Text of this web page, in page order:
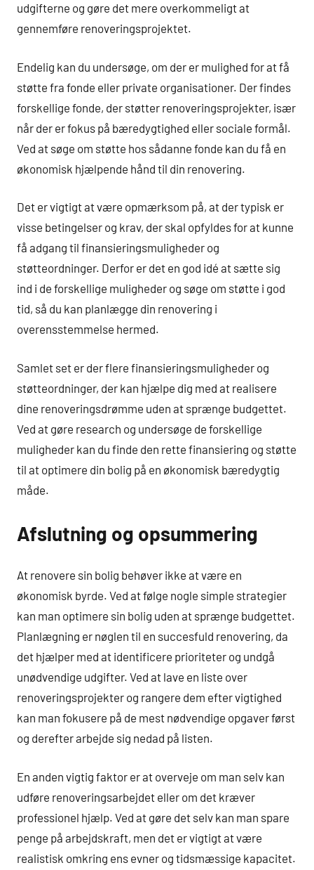
udgifterne og gøre det mere overkommeligt at
gennemføre renoveringsprojektet.
Endelig kan du undersøge, om der er mulighed for at få
støtte fra fonde eller private organisationer. Der findes
forskellige fonde, der støtter renoveringsprojekter, især
når der er fokus på bæredygtighed eller sociale formål.
Ved at søge om støtte hos sådanne fonde kan du få en
økonomisk hjælpende hånd til din renovering.
Det er vigtigt at være opmærksom på, at der typisk er
visse betingelser og krav, der skal opfyldes for at kunne
få adgang til finansieringsmuligheder og
støtteordninger. Derfor er det en god idé at sætte sig
ind i de forskellige muligheder og søge om støtte i god
tid, så du kan planlægge din renovering i
overensstemmelse hermed.
Samlet set er der flere finansieringsmuligheder og
støtteordninger, der kan hjælpe dig med at realisere
dine renoveringsdrømme uden at sprænge budgettet.
Ved at gøre research og undersøge de forskellige
muligheder kan du finde den rette finansiering og støtte
til at optimere din bolig på en økonomisk bæredygtig
måde.
Afslutning og opsummering
At renovere sin bolig behøver ikke at være en
økonomisk byrde. Ved at følge nogle simple strategier
kan man optimere sin bolig uden at sprænge budgettet.
Planlægning er nøglen til en succesfuld renovering, da
det hjælper med at identificere prioriteter og undgå
unødvendige udgifter. Ved at lave en liste over
renoveringsprojekter og rangere dem efter vigtighed
kan man fokusere på de mest nødvendige opgaver først
og derefter arbejde sig nedad på listen.
En anden vigtig faktor er at overveje om man selv kan
udføre renoveringsarbejdet eller om det kræver
professionel hjælp. Ved at gøre det selv kan man spare
penge på arbejdskraft, men det er vigtigt at være
realistisk omkring ens evner og tidsmæssige kapacitet.